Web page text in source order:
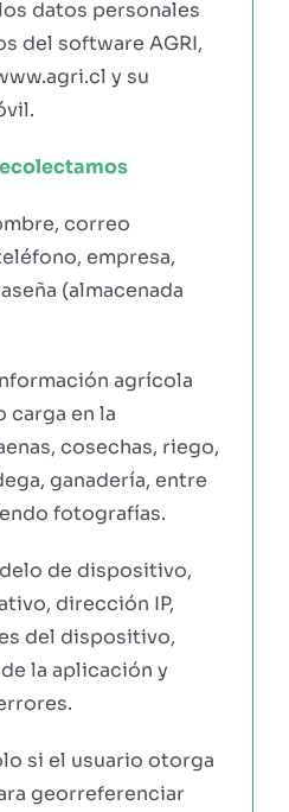
datos personales
del software AGRI,
y su
correo
empresa,
(almacenada
agrícola
carga en la
cosechas, riego,
ganadería, entre
fotografías.
de dispositivo,
dirección IP,
del dispositivo,
la aplicación y
si el usuario otorga
georreferenciar